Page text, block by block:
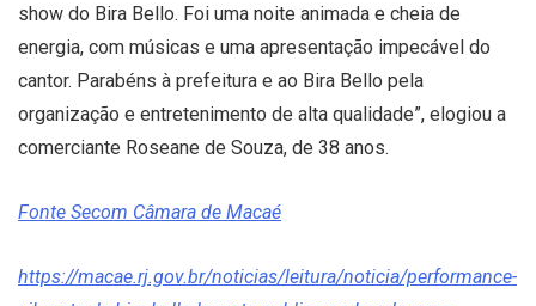
show do Bira Bello. Foi uma noite animada e cheia de
energia, com músicas e uma apresentação impecável do
cantor. Parabéns à prefeitura e ao Bira Bello pela
organização e entretenimento de alta qualidade”, elogiou a
comerciante Roseane de Souza, de 38 anos.
Fonte Secom Câmara de Macaé
https://macae.rj.gov.br/noticias/leitura/noticia/performance-